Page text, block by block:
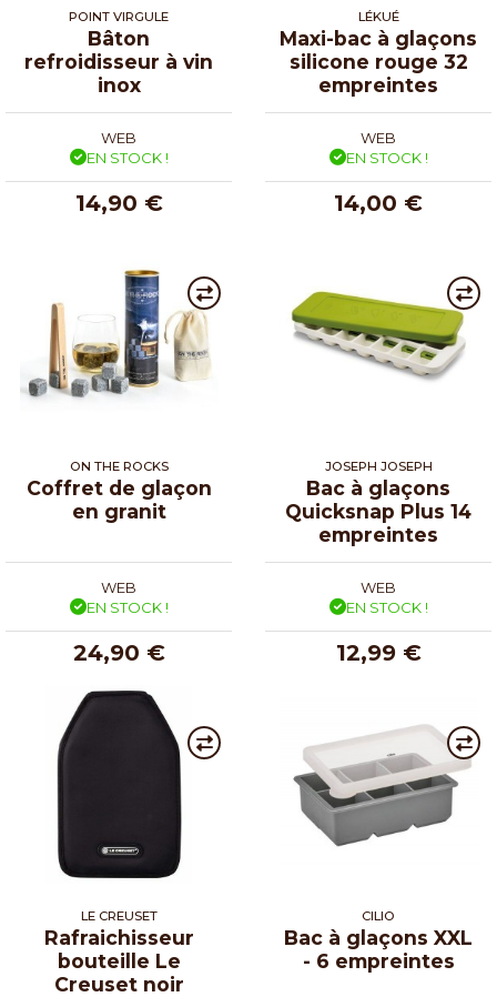
POINT VIRGULE
Bâton
refroidisseur à vin
inox
WEB
EN STOCK !
14,90 €
LÉKUÉ
Maxi-bac à glaçons
silicone rouge 32
empreintes
WEB
EN STOCK !
14,00 €
ON THE ROCKS
Coffret de glaçon
en granit
WEB
EN STOCK !
24,90 €
JOSEPH JOSEPH
Bac à glaçons
Quicksnap Plus 14
empreintes
WEB
EN STOCK !
12,99 €
LE CREUSET
Rafraichisseur
bouteille Le
Creuset noir
CILIO
Bac à glaçons XXL
- 6 empreintes